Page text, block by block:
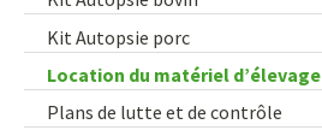
Kit Autopsie porc
Location du matériel d’élevage
Plans de lutte et de contrôle